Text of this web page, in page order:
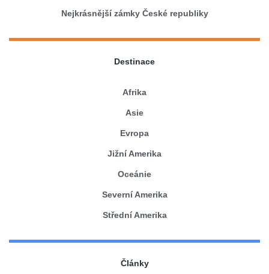
Nejkrásnější zámky České republiky
Destinace
Afrika
Asie
Evropa
Jižní Amerika
Oceánie
Severní Amerika
Střední Amerika
Články